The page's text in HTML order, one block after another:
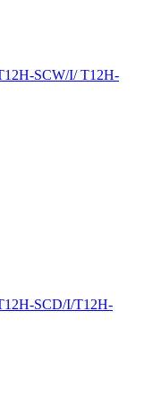
SCW/I/ T12H-
SCD/I/T12H-